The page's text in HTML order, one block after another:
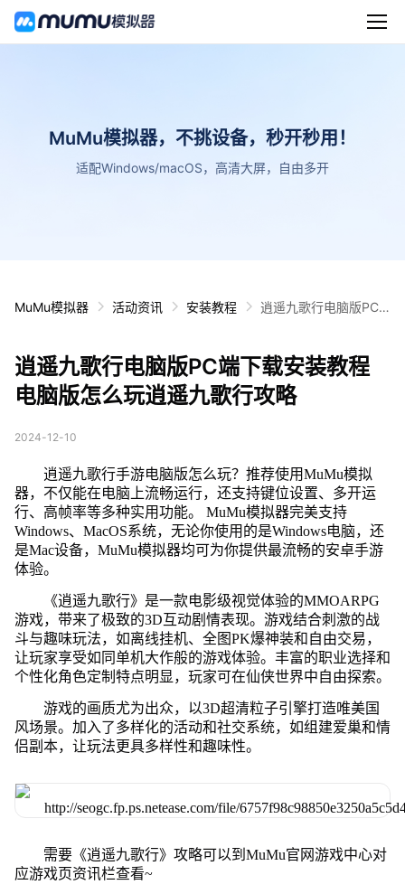
MuMu模拟器，不挑设备，秒开秒用！
适配Windows/macOS，高清大屏，自由多开
MuMu模拟器 活动资讯 安装教程
逍遥九歌行电脑版PC
逍遥九歌行电脑版PC端下载安装教程
电脑版怎么玩逍遥九歌行攻略
2024-12-10
逍遥九歌行手游电脑版怎么玩？推荐使用MuMu模拟
器，不仅能在电脑上流畅运行，还支持键位设置、多开运
行、高帧率等多种实用功能。 MuMu模拟器完美支持
Windows、MacOS系统，无论你使用的是Windows电脑，还
是Mac设备，MuMu模拟器均可为你提供最流畅的安卓手游
体验。
《逍遥九歌行》是一款电影级视觉体验的MMOARPG
游戏，带来了极致的3D互动剧情表现。游戏结合刺激的战
斗与趣味玩法，如离线挂机、全图PK爆神装和自由交易，
让玩家享受如同单机大作般的游戏体验。丰富的职业选择和
个性化角色定制特点明显，玩家可在仙侠世界中自由探索。
游戏的画质尤为出众，以3D超清粒子引擎打造唯美国
风场景。加入了多样化的活动和社交系统，如组建爱巢和情
侣副本，让玩法更具多样性和趣味性。
需要《逍遥九歌行》攻略可以到MuMu官网游戏中心对
应游戏页资讯栏查看~